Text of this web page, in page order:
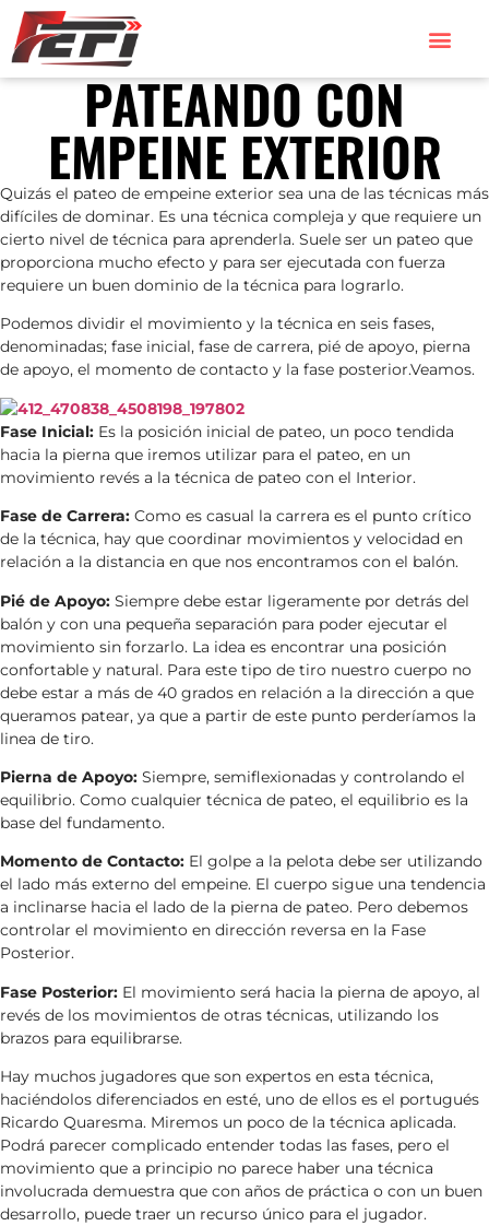
PATEANDO CON
EMPEINE EXTERIOR
Quizás el pateo de empeine exterior sea una de las técnicas más
difíciles de dominar. Es una técnica compleja y que requiere un
cierto nivel de técnica para aprenderla. Suele ser un pateo que
proporciona mucho efecto y para ser ejecutada con fuerza
requiere un buen dominio de la técnica para lograrlo.
Podemos dividir el movimiento y la técnica en seis fases,
denominadas; fase inicial, fase de carrera, pié de apoyo, pierna
de apoyo, el momento de contacto y la fase posterior.Veamos.
Fase Inicial: Es la posición inicial de pateo, un poco tendida
hacia la pierna que iremos utilizar para el pateo, en un
movimiento revés a la técnica de pateo con el Interior.
Fase de Carrera: Como es casual la carrera es el punto crítico
de la técnica, hay que coordinar movimientos y velocidad en
relación a la distancia en que nos encontramos con el balón.
Pié de Apoyo: Siempre debe estar ligeramente por detrás del
balón y con una pequeña separación para poder ejecutar el
movimiento sin forzarlo. La idea es encontrar una posición
confortable y natural. Para este tipo de tiro nuestro cuerpo no
debe estar a más de 40 grados en relación a la dirección a que
queramos patear, ya que a partir de este punto perderíamos la
linea de tiro.
Pierna de Apoyo: Siempre, semiflexionadas y controlando el
equilibrio. Como cualquier técnica de pateo, el equilibrio es la
base del fundamento.
Momento de Contacto: El golpe a la pelota debe ser utilizando
el lado más externo del empeine. El cuerpo sigue una tendencia
a inclinarse hacia el lado de la pierna de pateo. Pero debemos
controlar el movimiento en dirección reversa en la Fase
Posterior.
Fase Posterior: El movimiento será hacia la pierna de apoyo, al
revés de los movimientos de otras técnicas, utilizando los
brazos para equilibrarse.
Hay muchos jugadores que son expertos en esta técnica,
haciéndolos diferenciados en esté, uno de ellos es el portugués
Ricardo Quaresma. Miremos un poco de la técnica aplicada.
Podrá parecer complicado entender todas las fases, pero el
movimiento que a principio no parece haber una técnica
involucrada demuestra que con años de práctica o con un buen
desarrollo, puede traer un recurso único para el jugador.